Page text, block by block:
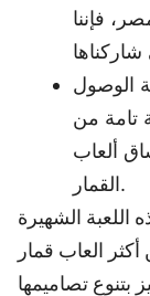
فإننا
الوصول
تامة من
ألعاب
القمار.
اللعبة الشهيرة
العاب قمار
بتنوع تصاميمها